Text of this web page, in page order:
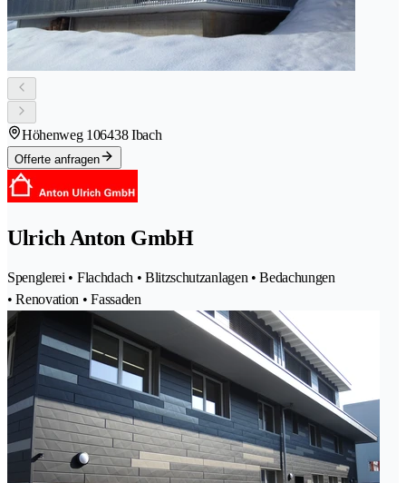
Höhenweg 106438 Ibach
Offerte anfragen
Ulrich Anton GmbH
Spenglerei • Flachdach • Blitzschutzanlagen • Bedachungen
• Renovation • Fassaden